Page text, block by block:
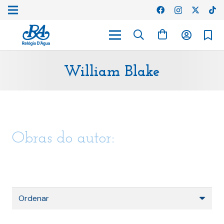
William Blake
Obras do autor: